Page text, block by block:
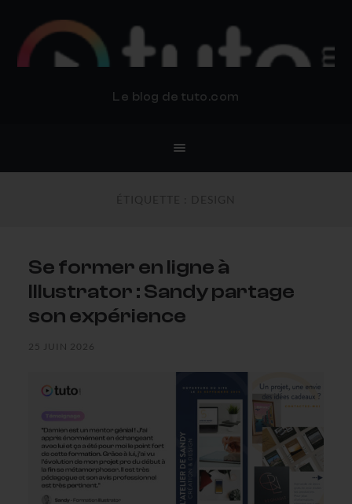
Le blog de tuto.com
Se former en ligne à
Illustrator : Sandy partage
son expérience
25 JUIN 2026